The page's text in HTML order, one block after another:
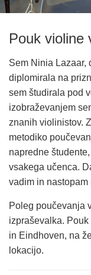
Pouk violine
Sem Ninia Lazaar,
diplomirala na
sem študirala pod
izobraževanjem
znanih violinistov.
metodiko
napredne
vsakega učenca.
vadim in nastopam
Poleg poučevanja
izpraševalka.
in Eindhoven, na
lokacijo.